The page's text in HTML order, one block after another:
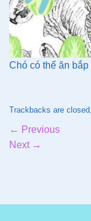
Chó có thể ăn bắp
Trackbacks are
← Previous
Next →